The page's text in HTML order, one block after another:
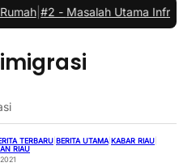
|#2 -Masalah Utama Infrastruktur
TERBARU BERITA UTAMA KABAR RIAU
RIAU